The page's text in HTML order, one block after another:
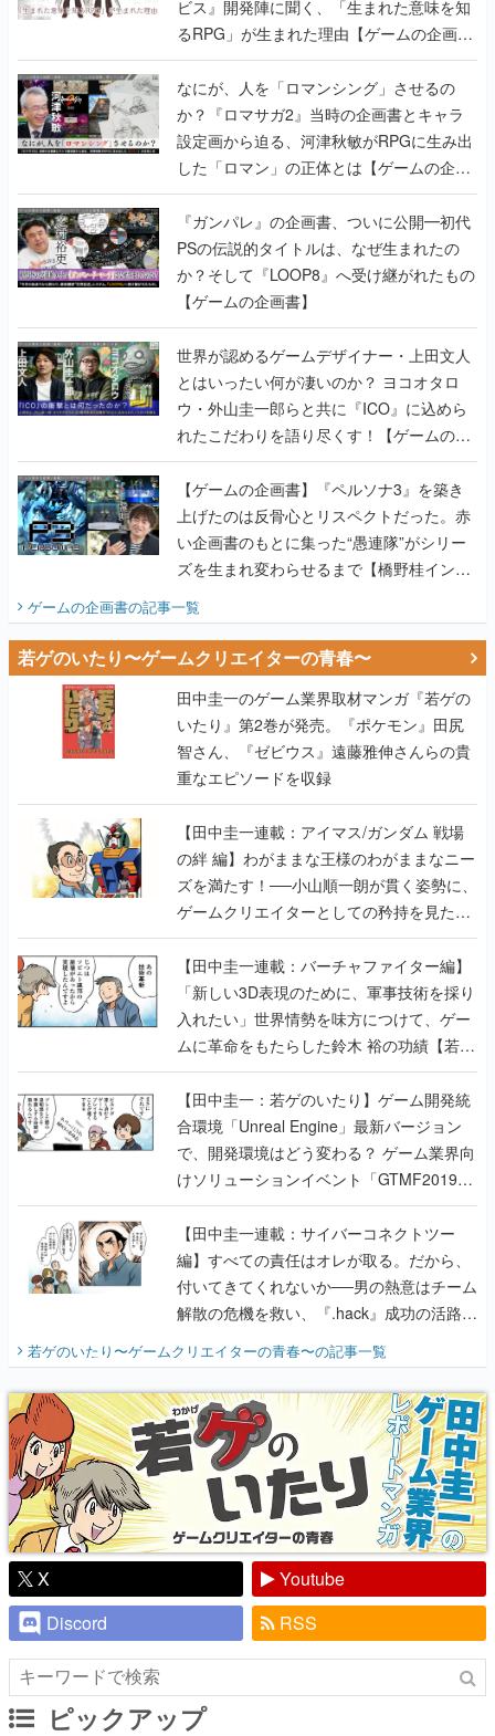
ビス』開発陣に聞く、「生まれた意味を知
るRPG」が生まれた理由【ゲームの企画
書】
なにが、人を「ロマンシング」させるの
か？『ロマサガ2』当時の企画書とキャラ
設定画から迫る、河津秋敏がRPGに生み出
した「ロマン」の正体とは【ゲームの企画
書】
『ガンパレ』の企画書、ついに公開━初代
PSの伝説的タイトルは、なぜ生まれたの
か？そして『LOOP8』へ受け継がれたもの
【ゲームの企画書】
世界が認めるゲームデザイナー・上田文人
とはいったい何が凄いのか？ ヨコオタロ
ウ・外山圭一郎らと共に『ICO』に込めら
れたこだわりを語り尽くす！【ゲームの企
画書】
【ゲームの企画書】『ペルソナ3』を築き
上げたのは反骨心とリスペクトだった。赤
い企画書のもとに集った“愚連隊”がシリー
ズを生まれ変わらせるまで【橋野桂インタ
ビュー】
ゲームの企画書の記事一覧
若ゲのいたり〜ゲームクリエイターの青春〜
田中圭一のゲーム業界取材マンガ『若ゲの
いたり』第2巻が発売。『ポケモン』田尻
智さん、『ゼビウス』遠藤雅伸さんらの貴
重なエピソードを収録
【田中圭一連載：アイマス/ガンダム 戦場
の絆 編】わがままな王様のわがままなニー
ズを満たす！──小山順一朗が貫く姿勢に、
ゲームクリエイターとしての矜持を見た
【若ゲのいたり最終回】
【田中圭一連載：バーチャファイター編】
「新しい3D表現のために、軍事技術を採り
入れたい」世界情勢を味方につけて、ゲー
ムに革命をもたらした鈴木 裕の功績【若ゲ
のいたり】
【田中圭一：若ゲのいたり】ゲーム開発統
合環境「Unreal Engine」最新バージョン
で、開発環境はどう変わる？ ゲーム業界向
けソリューションイベント「GTMF2019」
に行って、より理解を深めよう【PR】
【田中圭一連載：サイバーコネクトツー
編】すべての責任はオレが取る。だから、
付いてきてくれないか──男の熱意はチーム
解散の危機を救い、『.hack』成功の活路を
開く。業界の快男児・松山 洋に流れる血は
『少年ジャンプ』色だった【若ゲのいた
り】
若ゲのいたり〜ゲームクリエイターの青春〜の記事一覧
X
Youtube
Discord
RSS
ピックアップ